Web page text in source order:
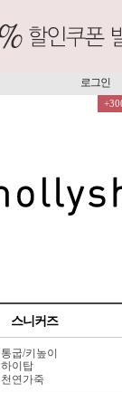
로그인
스니커즈
통굽/키높이
하이탑
천연가죽